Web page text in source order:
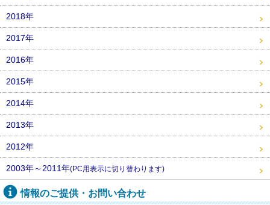
2018年
2017年
2016年
2015年
2014年
2013年
2012年
2003年～2011年(PC用表示に切り替わります)
情報のご提供・お問い合わせ